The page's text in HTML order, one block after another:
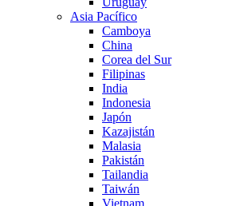
Asia Pacífico
Camboya
China
Corea del Sur
Filipinas
India
Indonesia
Japón
Kazajistán
Malasia
Pakistán
Tailandia
Taiwán